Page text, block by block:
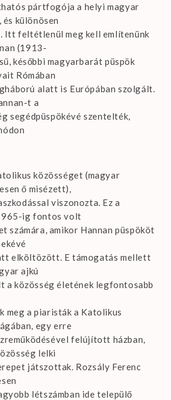
pártfogója a helyi magyar
különösen
Itt feltétlenül meg kell említenünk
(1913-
későbbi magyarbarát püspök
Rómában
alatt is Európában szolgált.
t a
segédpüspökévé szentelték,
közösséget (magyar
ő misézett),
viszonozta. Ez a
ig fontos volt
számára, amikor Hannan püspököt
elköltözött. E támogatás mellett
ajkú
a közösség életének legfontosabb
meg a piaristák a Katolikus
egy erre
felújított házban,
lelki
játszottak. Rozsály Ferenc
létszámban ide települő